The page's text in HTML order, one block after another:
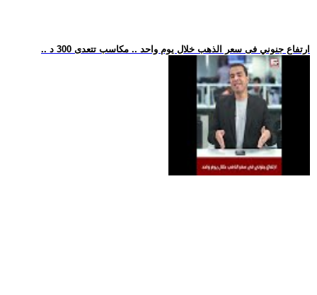
.. ارتفاع جنوني فى سعر الذهب خلال يوم واحد .. مكاسب تتعدى 300 د